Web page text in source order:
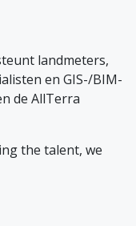
landmeters,
en GIS-/BIM-
de AllTerra
the talent, we